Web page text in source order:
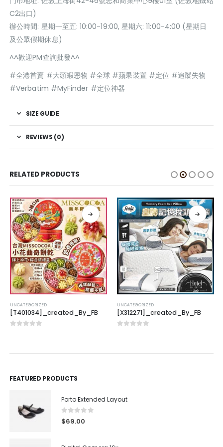
C2出口)
辦公時間: 星期一至五: 10:00-19:00, 星期六: 11:00-4:00 (星期日
及公眾假期休息)
^^歡迎PM查詢批發^^
#全港首賣 #大頭蝦恩物 #全球 #蘋果裝置 #定位 #追蹤失物
#Verbatim #MyFinder #定位神器
SIZE GUIDE
REVIEWS (0)
RELATED PRODUCTS
UNCATEGORIZED
[T401034]_created_By_FB
UNCATEGORIZED
[X312271]_created_By_FB
FEATURED PRODUCTS
Porto Extended Layout
0 out of 5
$69.00